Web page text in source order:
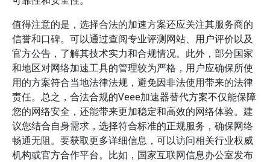
值得注意的是，选择合法的加速方案还应关注其服务商的
信誉和口碑。可以通过查阅专业评测网站、用户评价以及
官方公告，了解其技术实力和合规情况。此外，部分国家
和地区对网络加速工具的管理较为严格，用户应确保所使
用的方案符合当地法律法规，避免因非法使用带来的法律
责任。总之，合法合规的Veee加速器替代方案不仅能保障
您的网络安全，还能带来更加稳定和高效的网络体验。建
议您结合自身需求，选择符合标准的正规服务，确保网络
畅通无阻。要获取更多详细信息，可以访问相关行业权威
机构或官方合作平台。比如，国家互联网信息办公室发布